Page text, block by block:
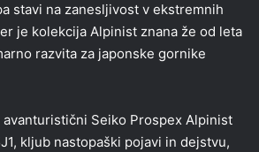
stavi na zanesljivost v ekstremnih
je kolekcija Alpinist znana že od leta
razvita za japonske gornike
avanturistični Seiko Prospex Alpinist
kljub nastopaški pojavi in dejstvu,